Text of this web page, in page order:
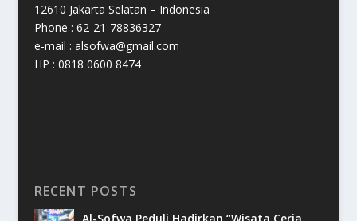
12610 Jakarta Selatan – Indonesia
Phone : 62-21-78836327
e-mail : alsofwa@gmail.com
HP : 0818 0600 8474
RECENT POSTS
Al-Sofwa Peduli Hadirkan “Wisata Ceria